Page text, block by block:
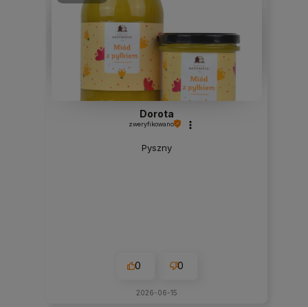
Dorota
zweryfikowano
Pyszny
0 0
2026-06-15